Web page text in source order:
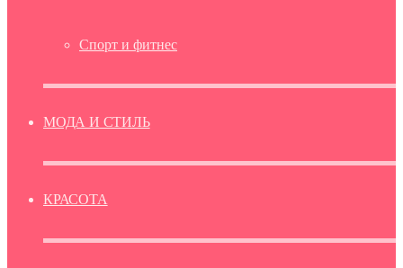
Спорт и фитнес
МОДА И СТИЛЬ
КРАСОТА